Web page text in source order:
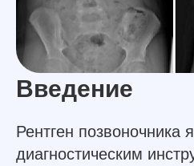
Введение
Рентген позвоночника
диагностическим